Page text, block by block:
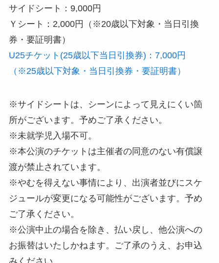
サイドシート：9,000円
Ｙシート：2,000円（※20歳以下対象・当日引換
券・要証明書）
U25チケット(25歳以下当日引換券)：7,000円
（※25歳以下対象・当日引換券・要証明書）
※サイドシートは、シーンによって見えにくい箇
所がございます。予めご了承ください。
※未就学児入場不可。
※本公演のチケットは主催者の同意のない有償譲
渡が禁止されています。
※やむを得えない事情により、出演者並びにスケ
ジュールが変更になる可能性がございます。予め
ご了承ください。
※公演中止の場合を除き、払い戻し、他公演への
お振替はいたしかねます。ご了承のうえ、お申込